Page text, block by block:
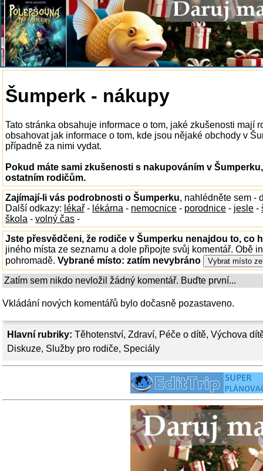
Hlavní rubriky: Těhotenství, Zdraví, Péče o dítě, Výchova
Diskuze, Služby pro rodiče, Speciály
Šumperk - nákupy
Tato stránka obsahuje informace o tom, jaké zkušenosti mají
obsahovat jak informace o tom, kde jsou nějaké obchody v
případně za nimi vydat.
Pokud máte sami zkušenosti s nakupováním v
ostatním rodičům.
Zajímají-li vás podrobnosti o Šumperku, nahlédněte sem -
Další odkazy: lékař - lékárna - nemocnice - porodnice - jesle -
škola - volný čas -
Jste přesvědčeni, že rodiče v Šumperku nenajdou to, co
jiného místa ze seznamu a dole připojte svůj komentář. Obě
pohromadě. Vybrané místo: zatím nevybráno
Zatím sem nikdo nevložil žádný komentář. Buďte první...
Vkládání nových komentářů bylo dočasně pozastaveno.